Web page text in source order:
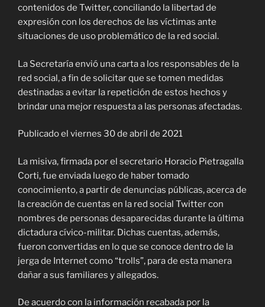
contenidos de Twitter, conciliando la libertad de
expresión con los derechos de las víctimas ante
situaciones de uso problemático de la red social.
La Secretaría envió una carta a los responsables de la
red social, a fin de solicitar que se tomen medidas
destinadas a evitar la repetición de estos hechos y
brindar una mejor respuesta a las personas afectadas.
Publicado el viernes 30 de abril de 2021
La misiva, firmada por el secretario Horacio Pietragalla
Corti, fue enviada luego de haber tomado
conocimiento, a partir de denuncias públicas, acerca de
la creación de cuentas en la red social Twitter con
nombres de personas desaparecidas durante la última
dictadura cívico-militar. Dichas cuentas, además,
fueron convertidas en lo que se conoce dentro de la
jerga de Internet como “trolls”, para de esta manera
dañar a sus familiares y allegados.
De acuerdo con la información recabada por la